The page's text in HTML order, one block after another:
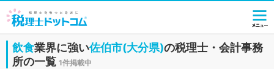
飲食業界に強い佐伯市(大分県)の税理士・会計事務
所の一覧 1件掲載中